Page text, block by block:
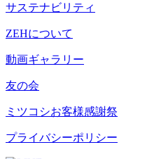
サステナビリティ
ZEHについて
動画ギャラリー
友の会
ミツコシお客様感謝祭
プライバシーポリシー